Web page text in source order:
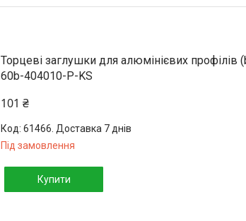
Торцеві заглушки для алюмінієвих профілів
60b-404010-P-KS
101 ₴
61466. Доставка 7 днів
Під замовлення
Купити